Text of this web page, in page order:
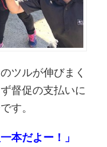
ツルが伸びまく
督促の支払いに
す。
本だよー！」